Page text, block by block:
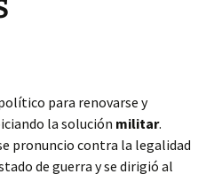
para renovarse y
la solución militar.
pronuncio contra la legalidad
de guerra y se dirigió al